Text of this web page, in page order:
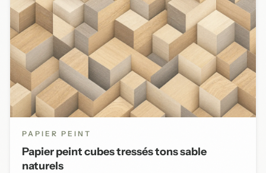
PAPIER PEINT
Papier peint cubes tressés tons sable
naturels